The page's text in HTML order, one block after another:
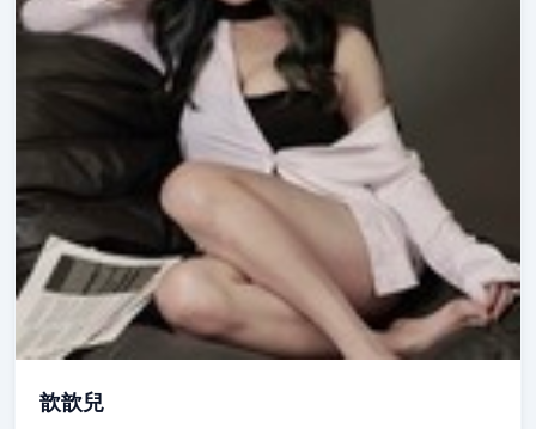
歆歆兒